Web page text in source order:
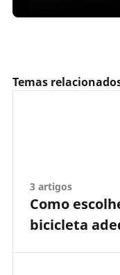
Temas
3 artigos
Como
bicicleta